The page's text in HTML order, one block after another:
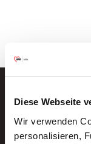
Diese Webseite
Wir verwenden
personalisieren,